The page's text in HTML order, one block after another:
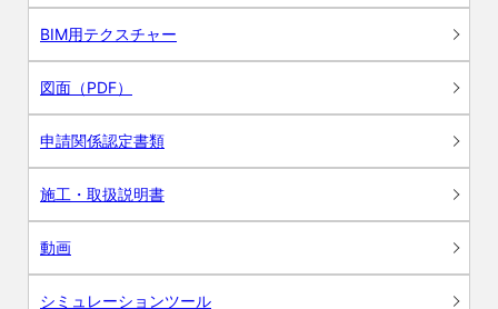
BIM用テクスチャー
図面（PDF）
申請関係認定書類
施工・取扱説明書
動画
シミュレーションツール